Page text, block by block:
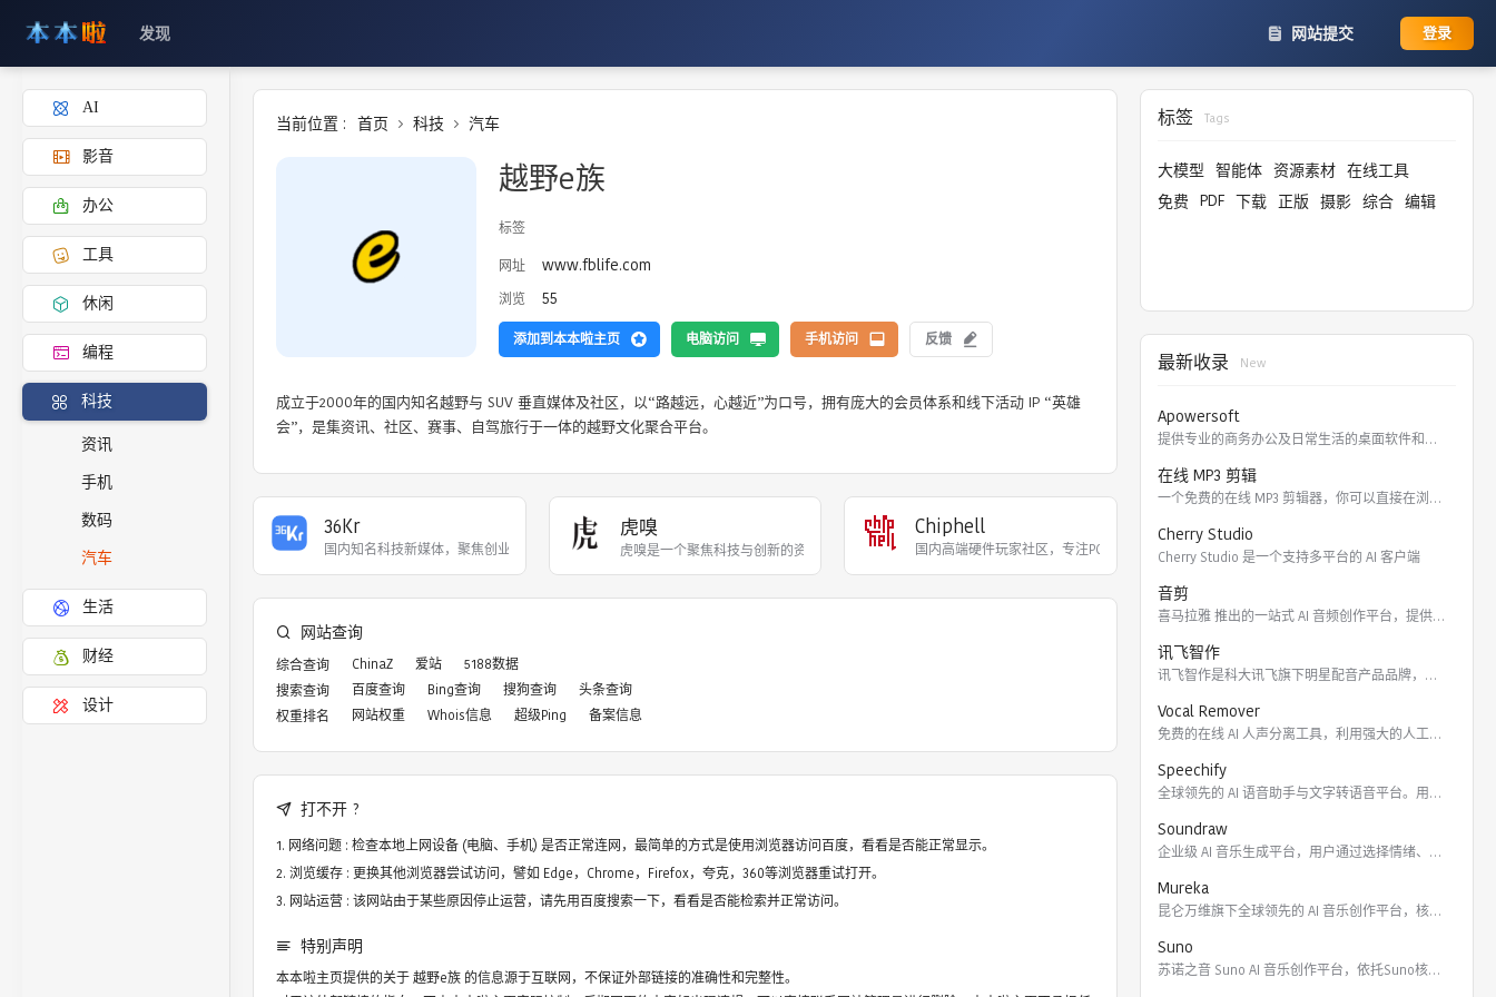
发现 网站提交 登录
AI
影音
办公
工具
休闲
编程
科技
资讯
手机
数码
汽车
生活
财经
设计
当前位置 : 首页 科技 汽车
越野e族
标签
网址
www.fblife.com
浏览 55
添加到本本啦主页 电脑访问 手机访问 反馈
成立于2000年的国内知名越野与 SUV 垂直媒体及社区，以“路越远，心越近”为口号，拥有庞大的会员体系和线下活动 IP “英雄
会”，是集资讯、社区、赛事、自驾旅行于一体的越野文化聚合平台。
36Kr
国内知名科技新媒体，聚焦创业投资与新经济领域，提供
虎嗅
虎嗅是一个聚焦科技与创新的资讯平台，致力于为一切热
Chiphell
国内高端硬件玩家社区，专注PC硬件、数码产品及摄影
网站查询
综合查询 ChinaZ 爱站
5188数据
搜索查询
百度查询 Bing查询 搜狗查询
头条查询
权重排名
网站权重 Whois信息 超级Ping 备案信息
打不开 ?
网络问题 : 检查本地上网设备 (电脑、手机) 是否正常连网，最简单的方式是使用浏览器访问百度，看看是否能正常显示。
浏览缓存 : 更换其他浏览器尝试访问，譬如 Edge，Chrome，Firefox，夸克，360等浏览器重试打开。
网站运营 : 该网站由于某些原因停止运营，请先用百度搜索一下，看看是否能检索并正常访问。
特别声明
本本啦主页提供的关于越野e族的信息源于互联网，不保证外部链接的准确性和完整性。
标签 Tags
大模型 智能体 资源素材 在线工具
免费 PDF 下载 正版 摄影 综合 编辑
最新收录 New
Apowersoft
提供专业的商务办公及日常生活的桌面软件和在线应用。 软件涵盖
在线 MP3 剪辑
一个免费的在线 MP3 剪辑器，你可以直接在浏览器里剪切，裁
Cherry Studio
Cherry Studio 是一个支持多平台的 AI 客户端
音剪
喜马拉雅 推出的一站式 AI 音频创作平台，提供云端协作、3
讯飞智作
讯飞智作是科大讯飞旗下明星配音产品品牌，提供合成配音软件、真
Vocal Remover
免费的在线 AI 人声分离工具，利用强大的人工智能算法将歌曲
Speechify
全球领先的 AI 语音助手与文字转语音平台。用户可通过 Ch
Soundraw
企业级 AI 音乐生成平台，用户通过选择情绪、流派、乐器及长
Mureka
昆仑万维旗下全球领先的 AI 音乐创作平台，核心模型包括全球
Suno
苏诺之音 Suno AI 音乐创作平台，依托Suno核心模型